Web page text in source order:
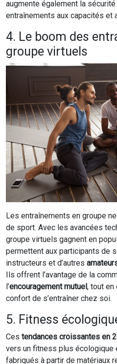
augmente également la
entraînements aux capacités et
4. Le boom des
groupe virtuels
Les entraînements en groupe
de sport. Avec les avancées
groupe virtuels gagnent en
permettent aux participants de
instructeurs et d’autres
Ils offrent l’avantage de la
l’encouragement mutuel, tout
confort de s’entraîner chez soi.
5. Fitness
Ces tendances croissantes en
vers un fitness plus écologique
fabriqués à partir de matériaux